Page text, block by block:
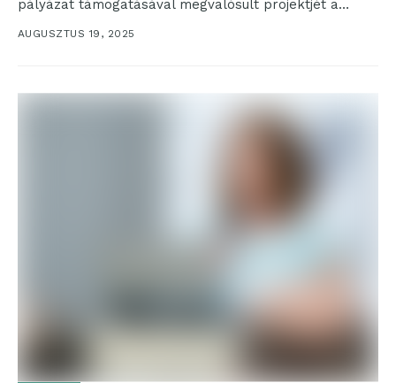
pályázat támogatásával megvalósult projektjét a
AUGUSZTUS 19, 2025